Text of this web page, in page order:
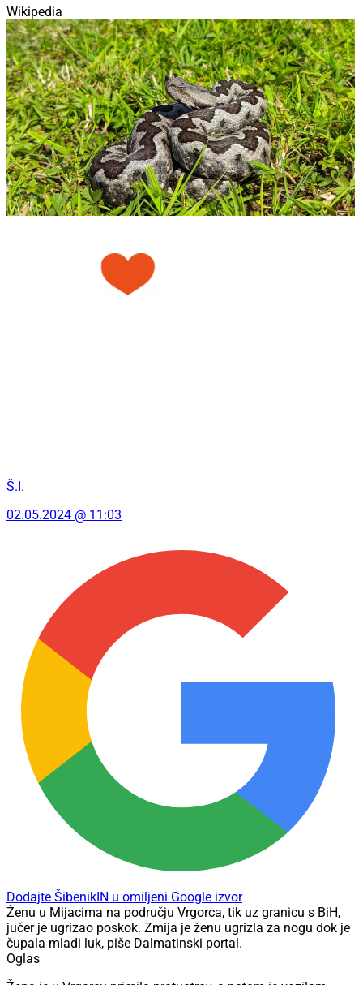
Wikipedia
Š.I.
02.05.2024 @ 11:03
Dodajte ŠibenikIN u omiljeni Google izvor
Ženu u Mijacima na području Vrgorca, tik uz granicu s BiH,
jučer je ugrizao poskok. Zmija je ženu ugrizla za nogu dok je
čupala mladi luk, piše Dalmatinski portal.
Oglas